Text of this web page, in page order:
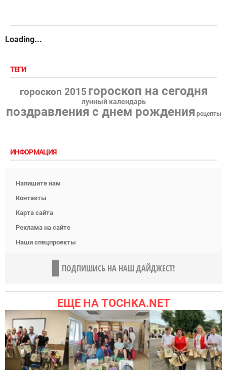
Loading...
ТЕГИ
гороскоп 2015 гороскоп на сегодня
лунный календарь
поздравления с днем рождения рецепты
ИНФОРМАЦИЯ
Напишите нам
Контакты
Карта сайта
Реклама на сайте
Наши спецпроекты
ПОДПИШИСЬ НА НАШ ДАЙДЖЕСТ!
ЕЩЕ НА TOCHKA.NET